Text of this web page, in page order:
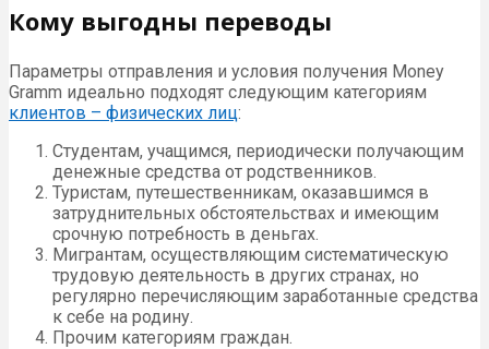
Кому выгодны переводы
Параметры отправления и условия получения Money
Gramm идеально подходят следующим категориям
клиентов – физических лиц:
Студентам, учащимся, периодически получающим
денежные средства от родственников.
Туристам, путешественникам, оказавшимся в
затруднительных обстоятельствах и имеющим
срочную потребность в деньгах.
Мигрантам, осуществляющим систематическую
трудовую деятельность в других странах, но
регулярно перечисляющим заработанные средства
к себе на родину.
Прочим категориям граждан.